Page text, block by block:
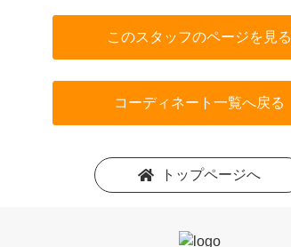
このスタッフのページを見る
コーディネート一覧へ戻る
トップページへ